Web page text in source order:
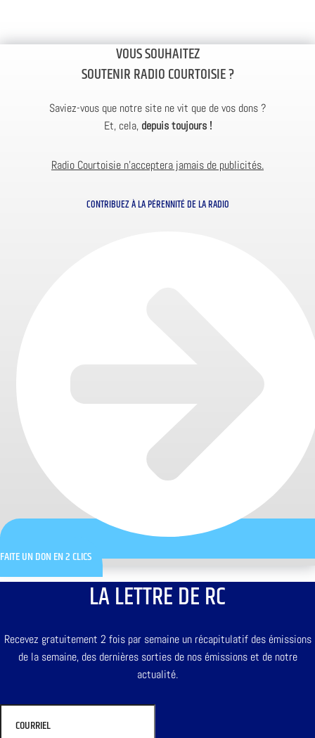
VOUS SOUHAITEZ
SOUTENIR RADIO COURTOISIE ?
Saviez-vous que notre site ne vit que de vos dons ?
Et, cela, depuis toujours !
Radio Courtoisie n’acceptera jamais de publicités.
CONTRIBUEZ À LA PÉRENNITÉ DE LA RADIO
FAITE UN DON EN 2 CLICS
LA LETTRE DE RC
Recevez gratuitement 2 fois par semaine un récapitulatif des émissions
de la semaine, des dernières sorties de nos émissions et de notre
actualité.